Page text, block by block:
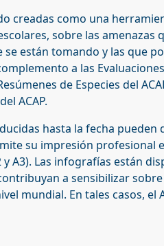
creadas como una
sobre las
se están tomando y las que
a las
de Especies del
ACAP.
hasta la fecha
su impresión profesional
A3). Las infografías están
a sensibilizar
mundial. En tales casos, el